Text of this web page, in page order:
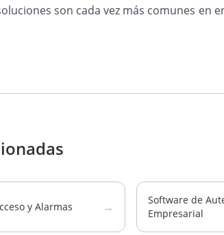
son cada vez más comunes en
y Alarmas →
Software de
Empresarial